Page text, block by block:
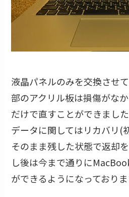
液晶パネルのみを交換させ
部のアクリル板は損傷がな
だけで直すことができました
データに関してはリカバリ(
そのまま残した状態で返却
し後は今まで通りに
ができるようになっておりま